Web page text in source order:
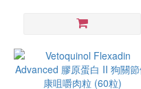
K9
Natural